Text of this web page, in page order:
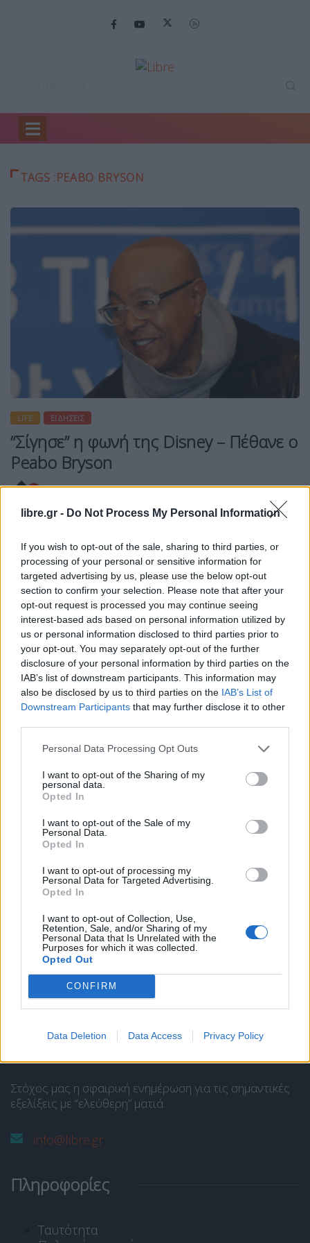
libre.gr - Do Not Process My Personal Information
If you wish to opt-out of the sale, sharing to third parties, or
processing of your personal or sensitive information for
targeted advertising by us, please use the below opt-out
section to confirm your selection. Please note that after your
opt-out request is processed you may continue seeing
interest-based ads based on personal information utilized by
us or personal information disclosed to third parties prior to
your opt-out. You may separately opt-out of the further
disclosure of your personal information by third parties on the
IAB’s list of downstream participants. This information may
also be disclosed by us to third parties on the IAB’s List of
Downstream Participants that may further disclose it to other
Personal Data Processing Opt Outs
I want to opt-out of the Sharing of my
personal data.
Opted In
I want to opt-out of the Sale of my
Personal Data.
Opted In
I want to opt-out of processing my
Personal Data for Targeted Advertising.
Opted In
I want to opt-out of Collection, Use,
Retention, Sale, and/or Sharing of my
Personal Data that Is Unrelated with the
Purposes for which it was collected.
Opted Out
CONFIRM
Data Deletion Data Access Privacy Policy
Home
TAGS :PEABO BRYSON
LIFE ΕΙΔΉΣΕΙΣ
“Σίγησε” η φωνή της Disney – Πέθανε ο
Peabo Bryson
3 Ιουνίου, 2026
Ο τραγουδιστής R&B Peabo Bryson, γνωστός
κυρίως για τη φωνή του σε κλασικά τραγούδια της
Disney όπως τα «A Whole New World» και «Beauty
and the Beast», έφυγε από τη ζωή το βράδυ της
τρίτης όπως ανακοινώθηκε από την οικογένειά
του.
ΠΕΡΙΣΣΌΤΕΡΑ ...
Ποιοι είμαστε
Το Libre είναι ένας ιστότοπος ενημέρωσης και άποψης
και στελεχώνεται από ομάδα δημοσιογράφων και
αρθρογράφων.
Ανήκει στηνSP COM Media @Communcations.
Διευθυντής Σύνταξης:Παναγιώτης Ι. Δρίβας.
Οι απόψεις των αρθρογράφων εκφράζουν μόνο τους
Στόχος μας η σφαιρική ενημέρωση για τις σημαντικές
εξελίξεις με “ελεύθερη” ματιά.
info@libre.gr
Πληροφορίες
Ταυτότητα